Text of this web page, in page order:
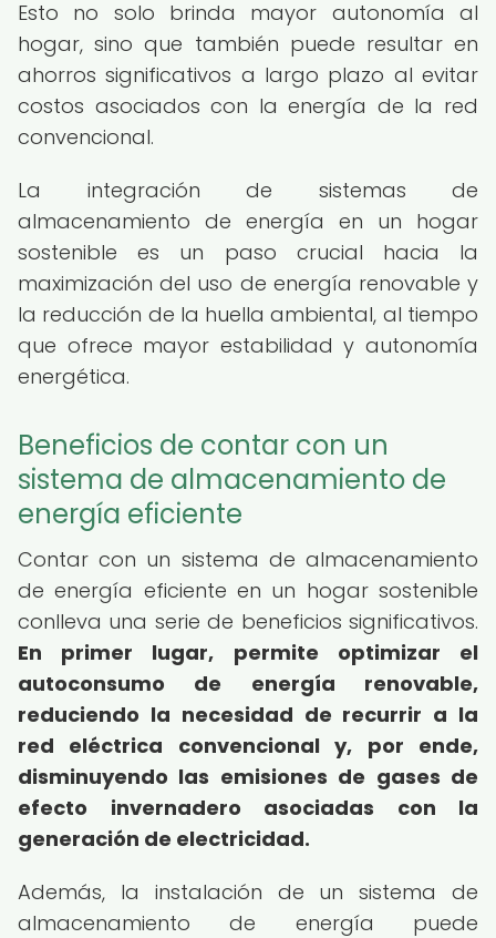
Esto no solo brinda mayor autonomía al
hogar, sino que también puede resultar en
ahorros significativos a largo plazo al evitar
costos asociados con la energía de la red
convencional.
La integración de sistemas de
almacenamiento de energía en un hogar
sostenible es un paso crucial hacia la
maximización del uso de energía renovable y
la reducción de la huella ambiental, al tiempo
que ofrece mayor estabilidad y autonomía
energética.
Beneficios de contar con un
sistema de almacenamiento de
energía eficiente
Contar con un sistema de almacenamiento
de energía eficiente en un hogar sostenible
conlleva una serie de beneficios significativos.
En primer lugar, permite optimizar el
autoconsumo de energía renovable,
reduciendo la necesidad de recurrir a la
red eléctrica convencional y, por ende,
disminuyendo las emisiones de gases de
efecto invernadero asociadas con la
generación de electricidad.
Además, la instalación de un sistema de
almacenamiento de energía puede